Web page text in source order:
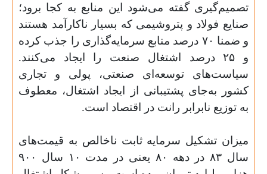
تصمیم‌گیری گفته می‌شود این منابع به کجا برود؛
صنایع فولاد و پتروشیمی که بسیار ناکارآمد هستند
و ضمنا ۷۰ درصد منابع سرمایه‌گذاری را جذب کرده
و ۲۵ درصد اشتغال صنعت را ایجاد می‌کنند.
سیاست‌های توسعه‌ای صنعتی، پولی و تجاری
کشور به‌جای پشتیبانی از ایجاد اشتغال، معطوف
به توزیع نابرابر رانت در اقتصاد است.
میزان تشکیل سرمایه ثابت ناخالص به قیمت‌های
سال ۸۳ در دهه ۸۰ یعنی در مدت ۱۰ سال ۹۰۰